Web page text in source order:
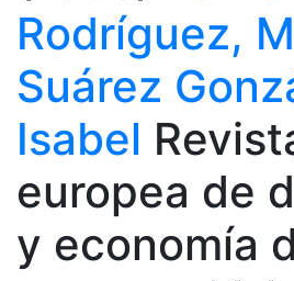
Rodríguez,
Suárez
Isabel
europea de
y economía